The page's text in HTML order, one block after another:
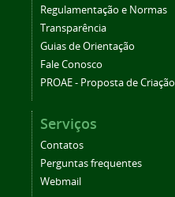
Regulamentação e Normas
Transparência
Guias de Orientação
Fale Conosco
PROAE - Proposta de Criação
Serviços
Contatos
Perguntas frequentes
Webmail